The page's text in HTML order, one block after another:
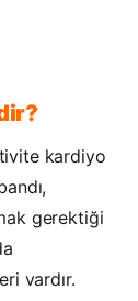
kardiyo
gerektiği
vardır.